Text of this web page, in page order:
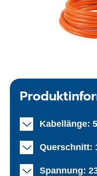
Kabellänge:
Querschnitt:
Spannung: